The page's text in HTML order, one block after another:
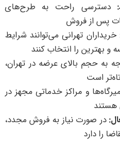
: دسترسی راحت به طرح‌های
پس از فروش
خریداران تهرانی می‌توانند شرایط
و بهترین را انتخاب کنند
به حجم بالای عرضه در تهران،
است
و مراکز خدماتی مجهز در
: در صورت نیاز به فروش مجدد،
را دارد